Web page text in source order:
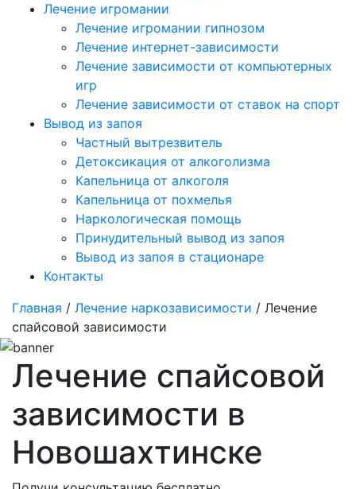
Лечение игромании
Лечение игромании гипнозом
Лечение интернет-зависимости
Лечение зависимости от компьютерных
игр
Лечение зависимости от ставок на спорт
Вывод из запоя
Частный вытрезвитель
Детоксикация от алкоголизма
Капельница от алкоголя
Капельница от похмелья
Наркологическая помощь
Принудительный вывод из запоя
Вывод из запоя в стационаре
Контакты
Главная / Лечение наркозависимости / Лечение
спайсовой зависимости
Лечение спайсовой
зависимости в
Новошахтинске